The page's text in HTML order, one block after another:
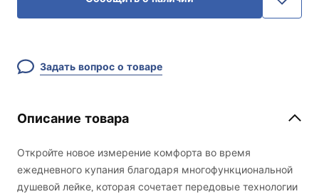
Задать вопрос о товаре
Описание товара
Откройте новое измерение комфорта во время
ежедневного купания благодаря многофункциональной
душевой лейке, которая сочетает передовые технологии